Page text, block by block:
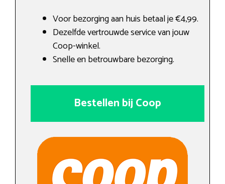
Voor bezorging aan huis betaal je €4,99.
Dezelfde vertrouwde service van jouw
Coop-winkel.
Snelle en betrouwbare bezorging.
Bestellen bij Coop